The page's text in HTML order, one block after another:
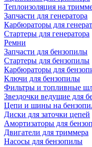
Теплоизоляция на
Запчасти для генератора
Карбюраторы для
Стартеры для генератора
Ремни
Запчасти для бензопилы
Стартеры для бензопилы
Карбюраторы для
Ключи для бензопилы
Фильтры и топливные
Звездочки ведущие для
Цепи и шины на
Диски для заточки цепей
Амортизаторы для
Двигатели для триммера
Насосы для бензопилы